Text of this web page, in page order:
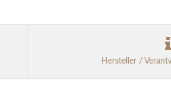
Hersteller /